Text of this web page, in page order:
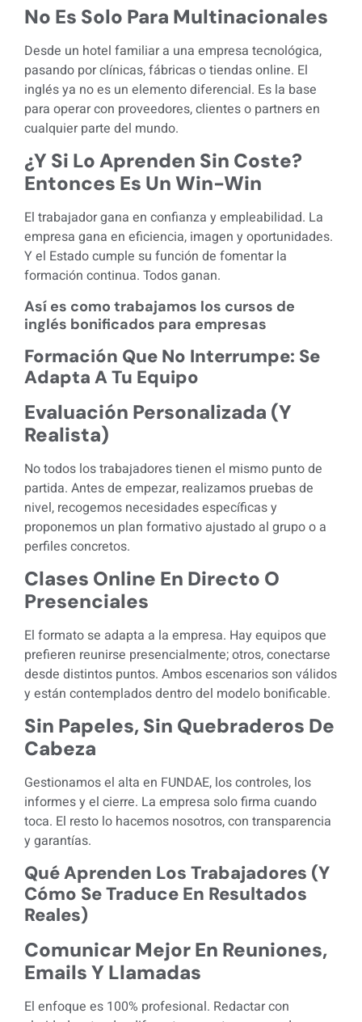
No Es Solo Para Multinacionales
Desde un hotel familiar a una empresa tecnológica,
pasando por clínicas, fábricas o tiendas online. El
inglés ya no es un elemento diferencial. Es la base
para operar con proveedores, clientes o partners en
cualquier parte del mundo.
¿Y Si Lo Aprenden Sin Coste?
Entonces Es Un Win-Win
El trabajador gana en confianza y empleabilidad. La
empresa gana en eficiencia, imagen y oportunidades.
Y el Estado cumple su función de fomentar la
formación continua. Todos ganan.
Así es como trabajamos los cursos de
inglés bonificados para empresas
Formación Que No Interrumpe: Se
Adapta A Tu Equipo
Evaluación Personalizada (y
Realista)
No todos los trabajadores tienen el mismo punto de
partida. Antes de empezar, realizamos pruebas de
nivel, recogemos necesidades específicas y
proponemos un plan formativo ajustado al grupo o a
perfiles concretos.
Clases Online En Directo O
Presenciales
El formato se adapta a la empresa. Hay equipos que
prefieren reunirse presencialmente; otros, conectarse
desde distintos puntos. Ambos escenarios son válidos
y están contemplados dentro del modelo bonificable.
Sin Papeles, Sin Quebraderos De
Cabeza
Gestionamos el alta en FUNDAE, los controles, los
informes y el cierre. La empresa solo firma cuando
toca. El resto lo hacemos nosotros, con transparencia
y garantías.
Qué Aprenden Los Trabajadores (y
Cómo Se Traduce En Resultados
Reales)
Comunicar Mejor En Reuniones,
Emails Y Llamadas
El enfoque es 100% profesional. Redactar con